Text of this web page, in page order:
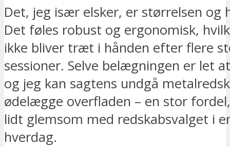
Det, jeg især elsker, er størrelsen og
Det føles robust og ergonomisk,
ikke bliver træt i hånden efter flere
sessioner. Selve belægningen er let
og jeg kan sagtens undgå
ødelægge overfladen – en stor
lidt glemsom med redskabsvalget i
hverdag.